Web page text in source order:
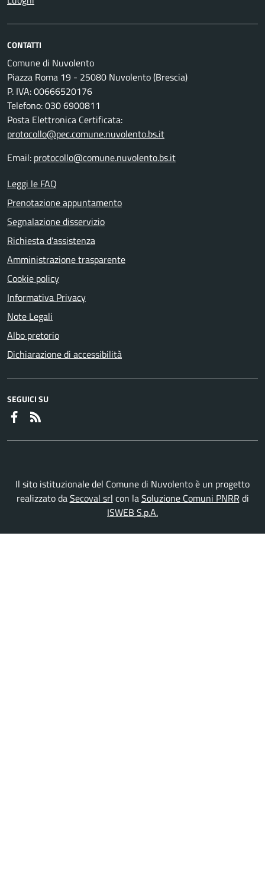
CONTATTI
Comune di Nuvolento
Piazza Roma 19 - 25080 Nuvolento (Brescia)
P. IVA: 00666520176
Telefono: 030 6900811
Posta Elettronica Certificata:
protocollo@pec.comune.nuvolento.bs.it
Email: protocollo@comune.nuvolento.bs.it
Leggi le FAQ
Prenotazione appuntamento
Segnalazione disservizio
Richiesta d'assistenza
Amministrazione trasparente
Cookie policy
Informativa Privacy
Note Legali
Albo pretorio
Dichiarazione di accessibilità
SEGUICI SU
Faceboook
Il sito istituzionale del Comune di Nuvolento è un progetto
realizzato daSecoval srl con laSoluzione Comuni PNRR di
ISWEB S.p.A.